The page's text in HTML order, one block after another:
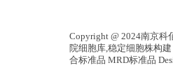
Copyright @ 2024南京科
院细胞库,稳定细胞株构建
合标准品 MRD标准品